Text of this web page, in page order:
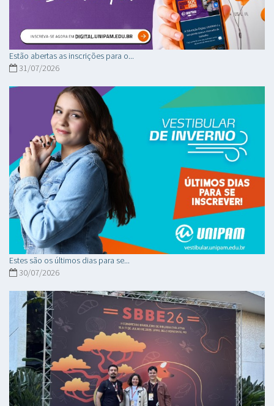
Estão abertas as inscrições para o...
31/07/2026
Estes são os últimos dias para se...
30/07/2026